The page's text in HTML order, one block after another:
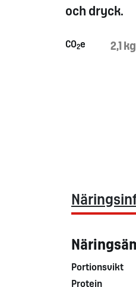
och dryck.
CO2e 2,1 kg
Portionsvikt
Protein